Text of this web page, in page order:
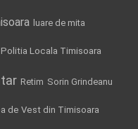
luare de mita
Politia Locala Timisoara
Retim Sorin Grindeanu
de Vest din Timisoara